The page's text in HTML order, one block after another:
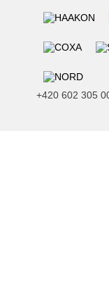
+420 602 305